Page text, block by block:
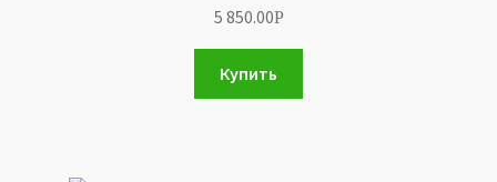
5 850.00Р
Купить